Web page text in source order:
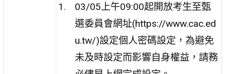
03/05上午09:00起開放考生至甄
選委員會網址(https://www.cac.ed
u.tw/)設定個人密碼設定，為避免
未及時設定而影響自身權益，請務